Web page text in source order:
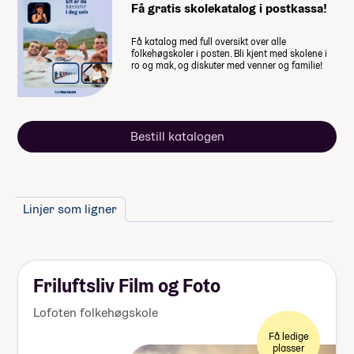
Husk at du også trenger penger til
dette
Reiseforsikring på Interrail Europa
Noen ekstra måltider på Interrail
dag er inkludert)
dag er inkludert)
Noen ekstra måltider på BLI MED
Brikkemesterlinja til Billund,
Danmark*, frivillig studietur (2
Få gratis skolekatalog i postkassa!
Få katalog med full oversikt over alle
folkehøgskoler i posten. Bli kjent med skolene i
ro og mak, og diskuter med venner og familie!
Bestill katalogen
Linjer som ligner
Friluftsliv Film og Foto
Lofoten folkehøgskole
Få ledige
plasser